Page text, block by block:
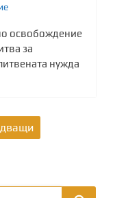
освобождение
за
нужда